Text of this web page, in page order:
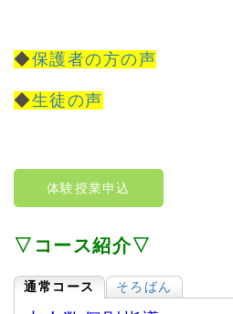
◆保護者の方の声
◆生徒の声
体験授業申込
▽コース紹介▽
通常コース そろばん